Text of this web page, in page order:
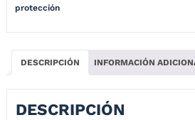
protección
DESCRIPCIÓN INFORMACIÓN
DESCRIPCIÓN